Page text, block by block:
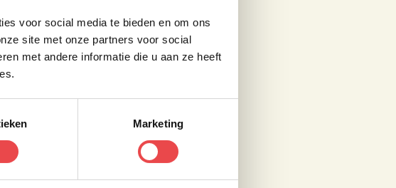
voor social media te bieden en om ons
site met onze partners voor social
met andere informatie die u aan ze heeft
Marketing
op een rekje zodat de